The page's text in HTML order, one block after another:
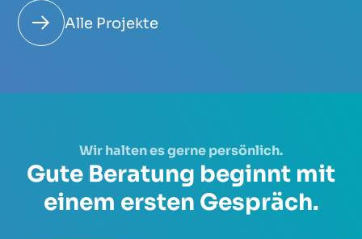
Alle Projekte
Wir halten es gerne persönlich.
Gute Beratung beginnt mit
einem ersten Gespräch.